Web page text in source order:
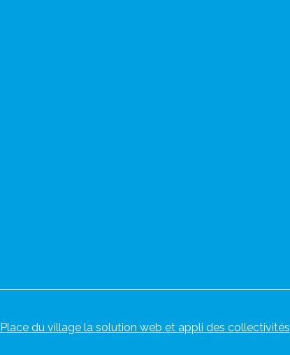
Place du village la solution web et appli des collectivités